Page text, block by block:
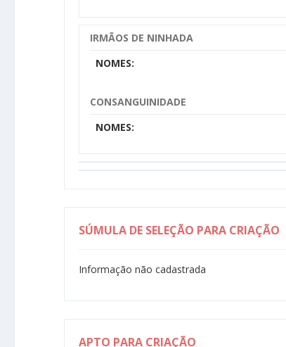
IRMÃOS DE NINHADA
NOMES:
CONSANGUINIDADE
NOMES:
SÚMULA DE SELEÇÃO PARA CRIAÇÃO
Informação não cadastrada
APTO PARA CRIAÇÃO